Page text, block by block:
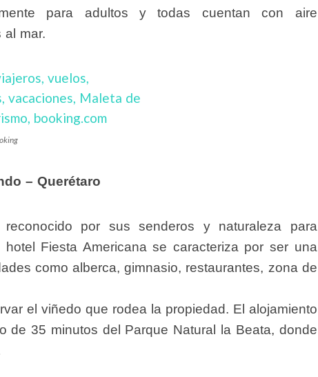
para adultos y todas cuentan con aire
al mar.
– Querétaro
por sus senderos y naturaleza para
Fiesta Americana se caracteriza por ser una
como alberca, gimnasio, restaurantes, zona de
el viñedo que rodea la propiedad. El alojamiento
de 35 minutos del Parque Natural la Beata, donde